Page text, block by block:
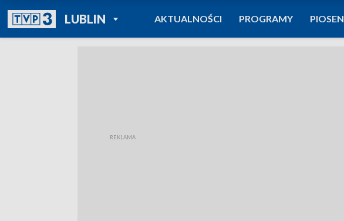
LUBLINPOWRÓT DO
TVP REGIONY
AKTUALNOŚCI PROGRAMY